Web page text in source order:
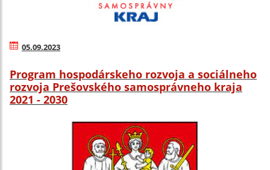
05.09.2023
Program hospodárskeho rozvoja a sociálneho
rozvoja Prešovského samosprávneho kraja
2021 - 2030